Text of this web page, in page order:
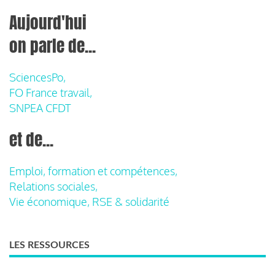
Aujourd'hui
on parle de...
SciencesPo,
FO France travail,
SNPEA CFDT
et de...
Emploi, formation et compétences,
Relations sociales,
Vie économique, RSE & solidarité
LES RESSOURCES